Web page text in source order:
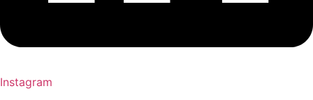
Instagram